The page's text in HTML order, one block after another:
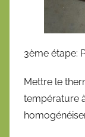
3ème étape:
Mettre le
température